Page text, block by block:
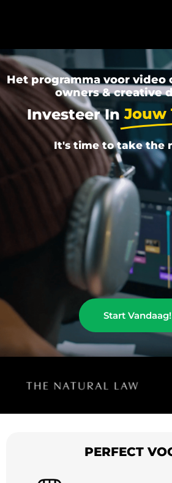
Het programma voor video
owners & creative
Investeer In Jouw
It's time to take the
Start Vandaag!
PERFECT